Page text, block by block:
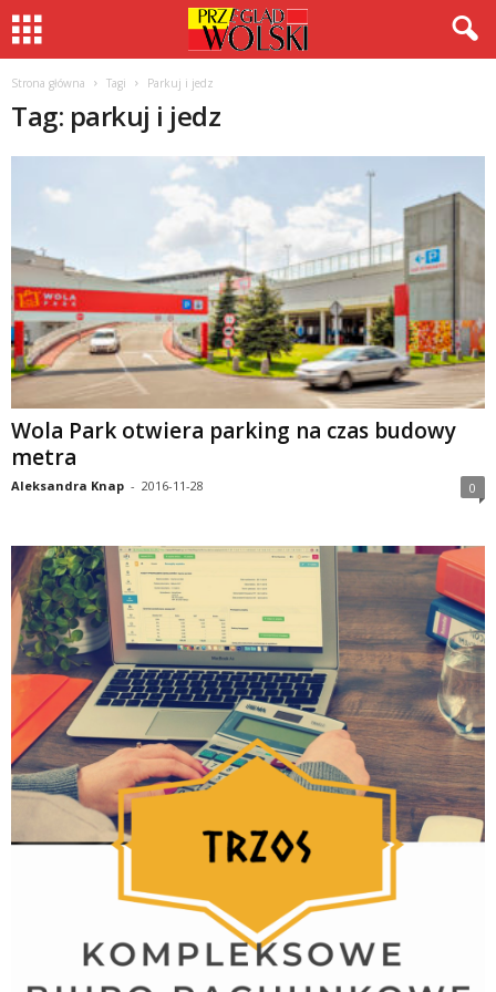
Strona główna Tagi Parkuj i jedz
Tag: parkuj i jedz
Wola Park otwiera parking na czas budowy
metra
Aleksandra Knap - 2016-11-28 0